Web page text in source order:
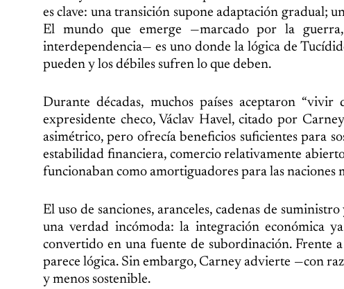
es clave: una transición supone adaptación gradual;
El mundo que emerge —marcado por la
interdependencia— es uno donde la lógica de
pueden y los débiles sufren lo que deben.
Durante décadas, muchos países aceptaron
expresidente checo, Václav Havel, citado por
asimétrico, pero ofrecía beneficios suficientes para
estabilidad financiera, comercio relativamente
funcionaban como amortiguadores para las naciones
El uso de sanciones, aranceles, cadenas de
una verdad incómoda: la integración económica
convertido en una fuente de subordinación. Frente
parece lógica. Sin embargo, Carney advierte —con
y menos sostenible.